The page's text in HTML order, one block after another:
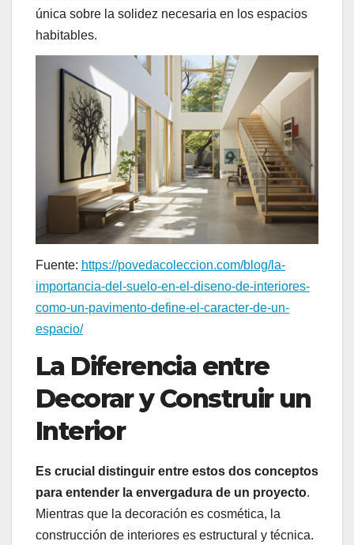
única sobre la solidez necesaria en los espacios
habitables.
Fuente: https://povedacoleccion.com/blog/la-
importancia-del-suelo-en-el-diseno-de-interiores-
como-un-pavimento-define-el-caracter-de-un-
espacio/
La Diferencia entre
Decorar y Construir un
Interior
Es crucial distinguir entre estos dos conceptos
para entender la envergadura de un proyecto.
Mientras que la decoración es cosmética, la
construcción de interiores es estructural y técnica.